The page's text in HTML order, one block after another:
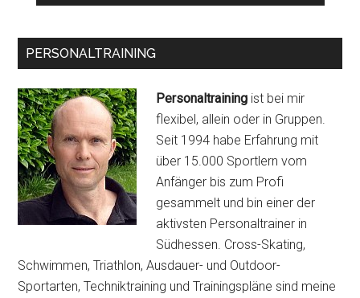
PERSONALTRAINING
Personaltraining ist bei mir
flexibel, allein oder in Gruppen.
Seit 1994 habe Erfahrung mit
über 15.000 Sportlern vom
Anfänger bis zum Profi
gesammelt und bin einer der
aktivsten Personaltrainer in
Südhessen. Cross-Skating,
Schwimmen, Triathlon, Ausdauer- und Outdoor-
Sportarten, Techniktraining und Trainingspläne sind meine